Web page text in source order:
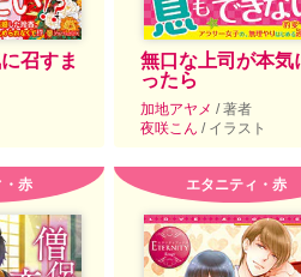
召すま
無口な上司が本気
ったら
加地アヤメ / 著者
夜咲こん / イラスト
・赤 エタニティ・赤